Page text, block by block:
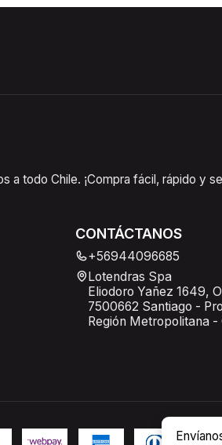
a todo Chile. ¡Compra fácil, rápido y
CONTÁCTANOS
+56944096685
Lotendras Spa
Eliodoro Yañez 1649,
7500662 Santiago -
Región Metropolitana -